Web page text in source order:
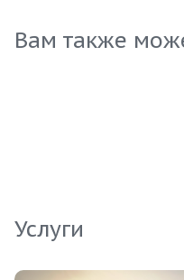
подходят для
от салатов до
Вам также
Услуги